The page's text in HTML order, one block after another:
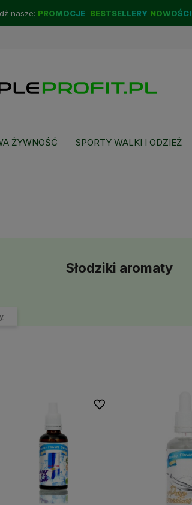
nasze: PROMOCJE BESTSELLERY NOWOŚCI
ŻYWNOŚĆ SPORTY WALKI I ODZIEŻ
Słodziki aromaty
Do ulubionych